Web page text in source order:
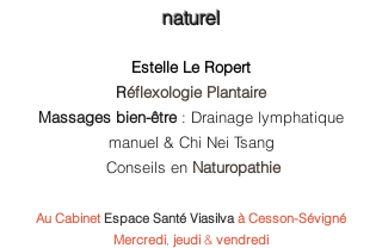
naturel
Estelle Le Ropert
Réflexologie Plantaire
Massages bien-être: Drainage lymphatique
manuel & Chi Nei Tsang
Conseils en Naturopathie
Au Cabinet Espace Santé Viasilva à Cesson-Sévigné
Mercredi, jeudi & vendredi